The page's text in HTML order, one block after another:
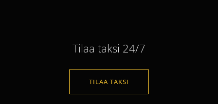
Tilaa taksi 24/7
TILAA TAKSI